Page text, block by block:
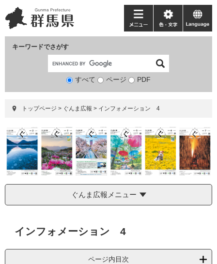
ー
ジ
ニ
ュ
て
キーワードでさがす
検
象
すべて ページ PDF
メ
ニ
ー
色・
文
language
トップページ > ぐんま広報 > インフォメーション 4
ぐんま広報メニュー
インフォメーション 4
ページ内目次